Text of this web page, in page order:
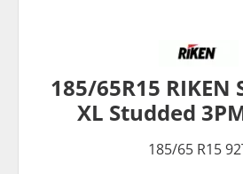
185/65R15 RIKEN
XL Studded
185/65 R15